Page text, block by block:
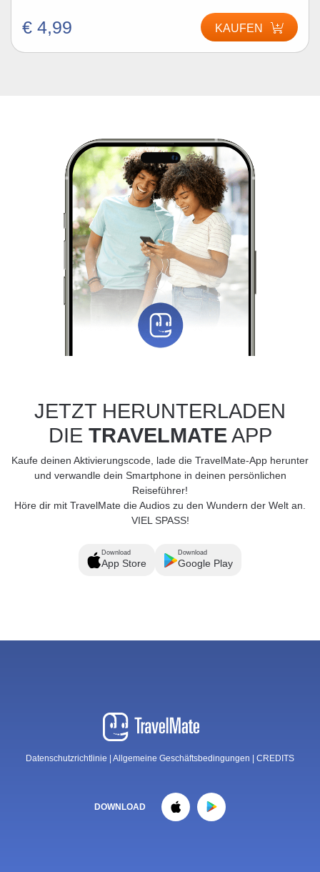
€ 4,99 KAUFEN
JETZT HERUNTERLADEN
DIE TRAVELMATEAPP
Kaufe deinen Aktivierungscode, lade die TravelMate-App herunter
und verwandle dein Smartphone in deinen persönlichen
Reiseführer!
Höre dir mit TravelMate die Audios zu den Wundern der Welt an.
VIEL SPASS!
Download
App Store
Download
Google Play
Datenschutzrichtlinie Allgemeine Geschäftsbedingungen CREDITS
DOWNLOAD